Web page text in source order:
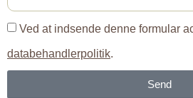
Ved at indsende denne formular
databehandlerpolitik
Send